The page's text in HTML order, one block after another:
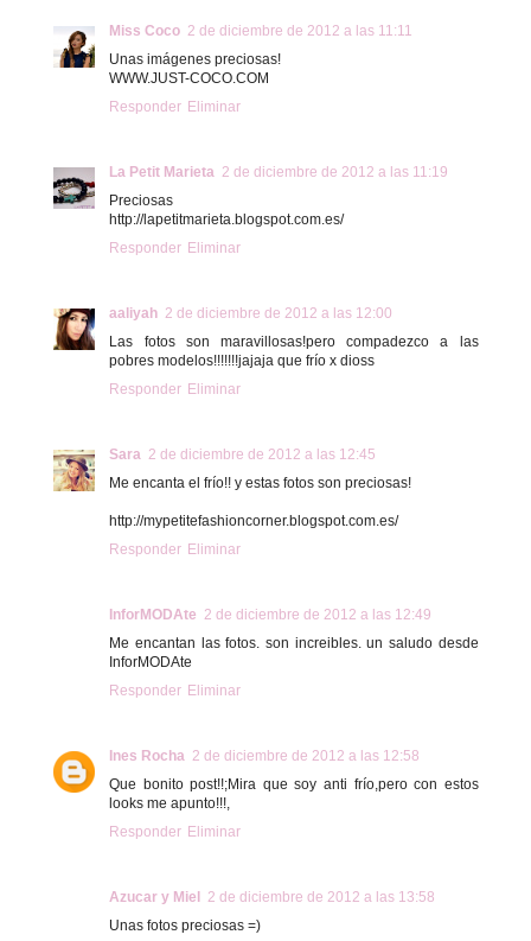
Miss Coco 2 de diciembre de 2012 a las 11:11
Unas imágenes preciosas!
WWW.JUST-COCO.COM
Responder Eliminar
La Petit Marieta 2 de diciembre de 2012 a las 11:19
Preciosas
http://lapetitmarieta.blogspot.com.es/
Responder Eliminar
aaliyah 2 de diciembre de 2012 a las 12:00
Las fotos son maravillosas!pero compadezco a las
pobres modelos!!!!!!!jajaja que frío x dioss
Responder Eliminar
Sara 2 de diciembre de 2012 a las 12:45
Me encanta el frío!! y estas fotos son preciosas!
http://mypetitefashioncorner.blogspot.com.es/
Responder Eliminar
InforMODAte 2 de diciembre de 2012 a las 12:49
Me encantan las fotos. son increibles. un saludo desde
InforMODAte
Responder Eliminar
Ines Rocha 2 de diciembre de 2012 a las 12:58
Que bonito post!!;Mira que soy anti frío,pero con estos
looks me apunto!!!,
Responder Eliminar
Azucar y Miel
2 de diciembre de 2012 a las 13:58
Unas fotos preciosas =)